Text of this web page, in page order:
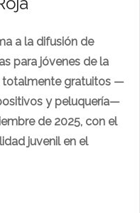
a la difusión de
para jóvenes de la
totalmente gratuitos —
y peluquería—
de 2025, con el
juvenil en el